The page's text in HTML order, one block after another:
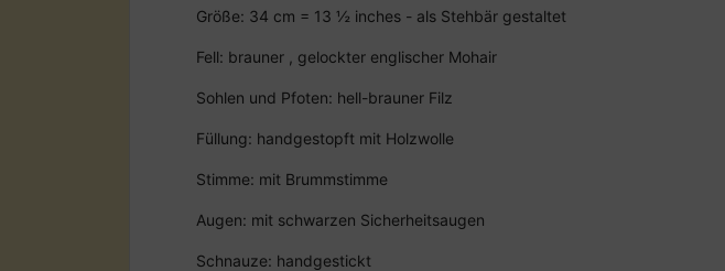
Größe: 34 cm = 13 ½ inches - als Stehbär gestaltet
Fell: brauner , gelockter englischer Mohair
Sohlen und Pfoten: hell-brauner Filz
Füllung: handgestopft mit Holzwolle
Stimme: mit Brummstimme
Augen: mit schwarzen Sicherheitsaugen
Schnauze: handgestickt